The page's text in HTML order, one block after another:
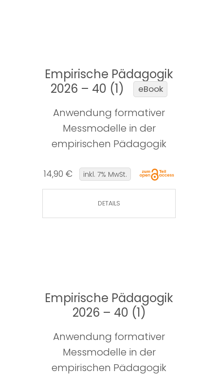
Empirische Pädagogik
2026 – 40 (1)
eBook
Anwendung formativer
Messmodelle in der
empirischen Pädagogik
14,90 € inkl. 7% MwSt.
DETAILS
Empirische Pädagogik
2026 – 40 (1)
Anwendung formativer
Messmodelle in der
empirischen Pädagogik